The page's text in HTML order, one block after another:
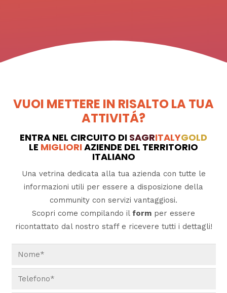
VUOI METTERE IN RISALTO LA TUA
ATTIVITÁ?
ENTRA NEL CIRCUITO DI SAGRITALYGOLD
LE MIGLIORIAZIENDE DEL TERRITORIO
ITALIANO
Una vetrina dedicata alla tua azienda con tutte le
informazioni utili per essere a disposizione della
community con servizi vantaggiosi.
Scopri come compilando il form per essere
ricontattato dal nostro staff e ricevere tutti i dettagli!